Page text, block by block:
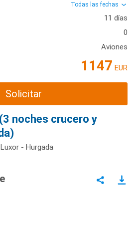
Todas las fechas
11 días
0
Aviones
1147 EUR
Solicitar
noches crucero y
- Hurgada